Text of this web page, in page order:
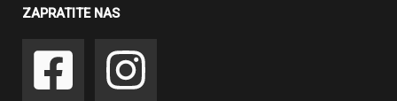
ZAPRATITE NAS